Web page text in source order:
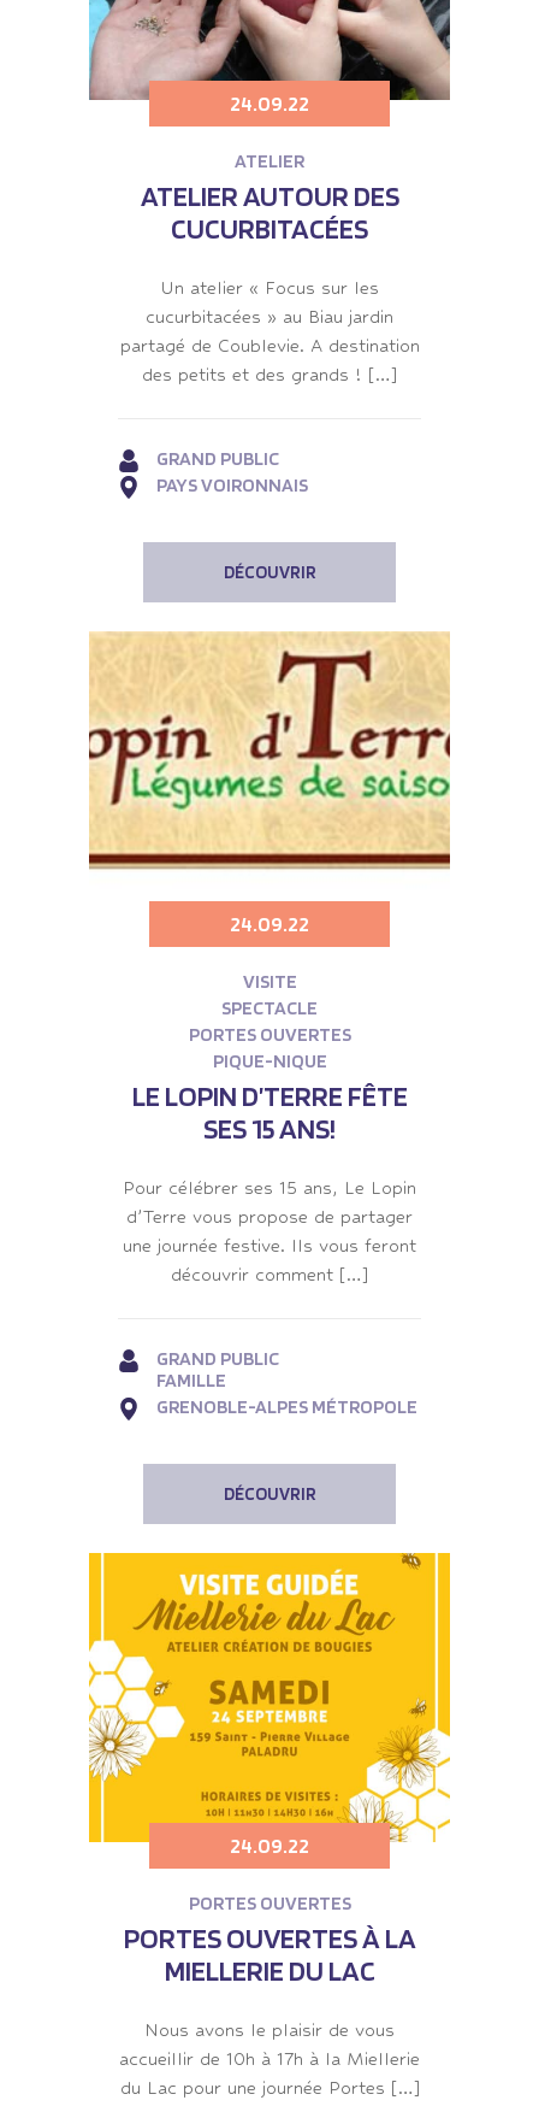
24.09.22
ATELIER
ATELIER AUTOUR DES
CUCURBITACÉES
Un atelier « Focus sur les
cucurbitacées » au Biau jardin
partagé de Coublevie. A destination
des petits et des grands ! […]
GRAND PUBLIC
PAYS VOIRONNAIS
DÉCOUVRIR
24.09.22
VISITE
SPECTACLE
PORTES OUVERTES
PIQUE-NIQUE
LE LOPIN D’TERRE FÊTE
SES 15 ANS!
Pour célébrer ses 15 ans, Le Lopin
d’Terre vous propose de partager
une journée festive. Ils vous feront
découvrir comment […]
GRAND PUBLIC
FAMILLE
GRENOBLE-ALPES MÉTROPOLE
DÉCOUVRIR
24.09.22
PORTES OUVERTES
PORTES OUVERTES À LA
MIELLERIE DU LAC
Nous avons le plaisir de vous
accueillir de 10h à 17h à la Miellerie
du Lac pour une journée Portes […]